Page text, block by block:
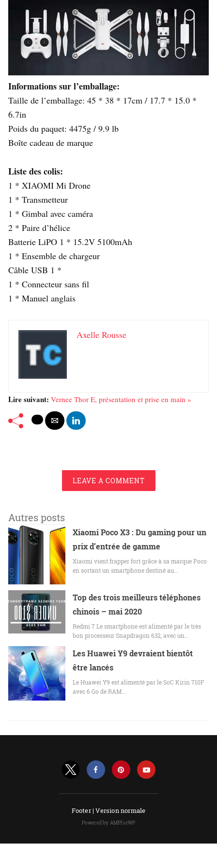
Informations sur l’emballage:
Taille de l’emballage: 45 * 38 * 17cm / 17.7 * 15.0 *
6.7in
Poids du paquet: 4475g / 9.9 lb
Boîte cadeau de marque
Liste des colis:
1 * XIAOMI Mi Drone
1 * Transmetteur
1 * Gimbal avec caméra
2 * Paire d’hélice
Batterie LiPO 1 * 15.2V 5100mAh
1 * Ensemble de chargeur
Câble USB 1 *
1 * Connecteur sans fil
1 * Manuel anglais
Axelle Rousse
Lire suivant: Vernee Thor E, présentation et prise en main »
LEAVE A COMMENT
Autres posts
Xiaomi Poco X3 : Du gaming pour un
prix d’entrée de gamme
Xiaomi vient frapper fort grâce à sa marque Poco
en sortant un smartphone destiné au…
Top des trois meilleurs téléphones
chinois – mai 2020
Redmi 7 Le smartphone est alimenté par le très
bon processeur Snapdragon 632, avec un…
Les Huawei Y9 devraient bientôt
être lancés
Le Huawei Y9 est alimenté par le SoC Kirin 710F
avec 6 Go de RAM…
Footer |Version normale
Powered by AMPforWP